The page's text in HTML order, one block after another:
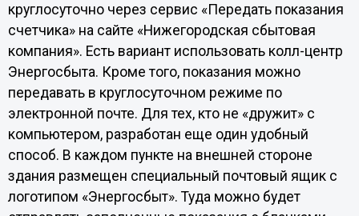
круглосуточно через сервис «Передать показания
счетчика» на сайте «Нижегородская сбытовая
компания». Есть вариант использовать колл-центр
Энергосбыта. Кроме того, показания можно
передавать в круглосуточном режиме по
электронной почте. Для тех, кто не «дружит» с
компьютером, разработан еще один удобный
способ. В каждом пункте на внешней стороне
здания размещен специальный почтовый ящик с
логотипом «Энергосбыт». Туда можно будет